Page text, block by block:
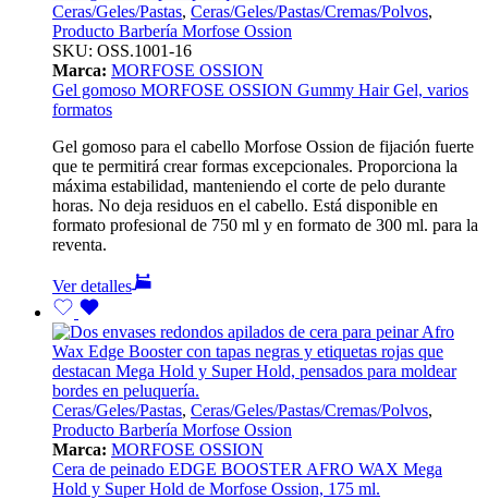
Ceras/Geles/Pastas, Ceras/Geles/Pastas/Cremas/Polvos,
Producto Barbería Morfose Ossion
SKU: OSS.1001-16
Marca: MORFOSE OSSION
Gel gomoso MORFOSE OSSION Gummy Hair Gel, varios
formatos
Gel gomoso para el cabello Morfose Ossion de fijación fuerte
que te permitirá crear formas excepcionales. Proporciona la
máxima estabilidad, manteniendo el corte de pelo durante
horas. No deja residuos en el cabello. Está disponible en
formato profesional de 750 ml y en formato de 300 ml. para la
reventa.
Ver detalles
Ceras/Geles/Pastas, Ceras/Geles/Pastas/Cremas/Polvos,
Producto Barbería Morfose Ossion
Marca: MORFOSE OSSION
Cera de peinado EDGE BOOSTER AFRO WAX Mega
Hold y Super Hold de Morfose Ossion, 175 ml.